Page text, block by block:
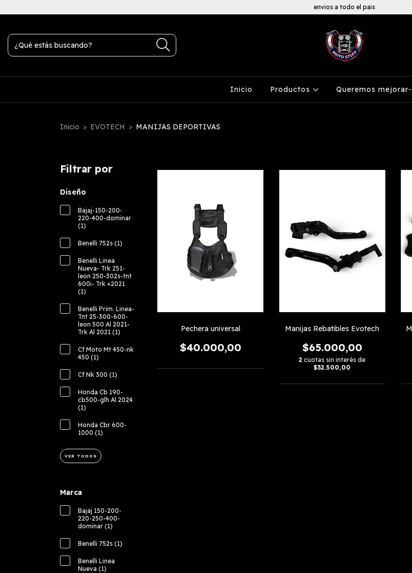
envios a todo el pais
Inicio Productos Queremos
Inicio > EVOTECH > MANIJAS DEPORTIVAS
Filtrar por
Diseño
Bajaj-150-200-
220-400-dominar
(1)
Benelli 752s (1)
Benelli Linea
Nueva- Trk 251-
leon 250-302s-tnt
600i- Trk +2021
(1)
Benelli Prim. Linea-
Tnt 25-300-600-
leon 500 Al 2021-
Trk Al 2021 (1)
Cf Moto Mt 450-nk
450 (1)
Cf Nk 300 (1)
Honda Cb 190-
cb500-glh Al 2024
(1)
Honda Cbr 600-
1000 (1)
VER TODOS
Marca
Bajaj 150-200-
220-250-400-
dominar (1)
Benelli 752s (1)
Benelli Linea
Nueva (1)
Pechera universal
$40.000,00
Manijas Rebatibles Evotech
$65.000,00
2 cuotas sin interés de
$32.500,00